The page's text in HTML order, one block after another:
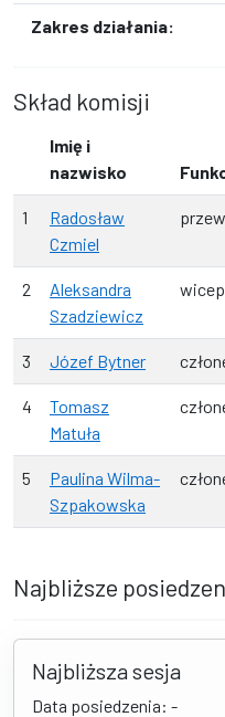
Zakres działania:
Skład komisji
Imię i
nazwisko
1
Radosław
Czmiel
2
Aleksandra
Szadziewicz
3 Józef Bytner
4
Tomasz
Matuła
5
Paulina Wilma-
Szpakowska
Najbliższe
Najbliższa sesja
Data posiedzenia: -